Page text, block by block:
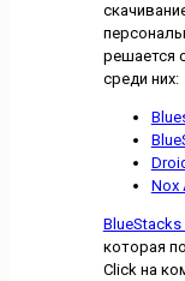
решается
среди них:
Nox
BlueStacks
которая
Click на